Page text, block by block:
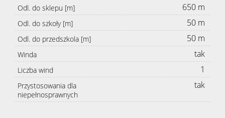
Odl. do sklepu [m] 650 m
Odl. do szkoły [m] 50 m
Odl. do przedszkola [m] 50 m
Winda tak
Liczba wind 1
Przystosowania dla
niepełnosprawnych
tak